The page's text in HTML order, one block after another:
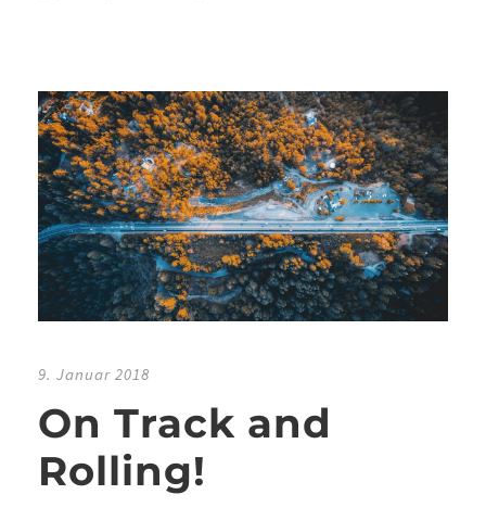
9. Januar 2018
On Track and
Rolling!